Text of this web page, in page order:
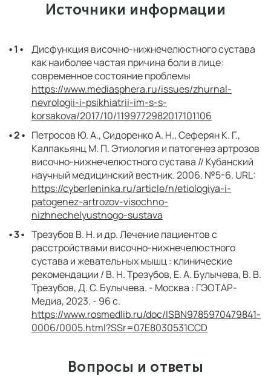
Источники информации
Дисфункция височно-нижнечелюстного сустава
как наиболее частая причина боли в лице:
современное состояние проблемы
https://www.mediasphera.ru/issues/zhurnal-
nevrologii-i-psikhiatrii-im-s-s-
korsakova/2017/10/1199772982017101106
Петросов Ю. А., Сидоренко А. Н., Сеферян К. Г.,
Калпакьянц М. П. Этиология и патогенез артрозов
височно-нижнечелюстного сустава // Кубанский
научный медицинский вестник. 2006. №5-6. URL:
https://cyberleninka.ru/article/n/etiologiya-i-
patogenez-artrozov-visochno-
nizhnechelyustnogo-sustava
Трезубов В. Н. и др. Лечение пациентов с
расстройствами височно-нижнечелюстного
сустава и жевательных мышц : клинические
рекомендации / В. Н. Трезубов, Е. А. Булычева, В. В.
Трезубов, Д. С. Булычева. - Москва : ГЭОТАР-
Медиа, 2023. - 96 с.
https://www.rosmedlib.ru/doc/ISBN9785970479841-
0006/0005.html?SSr=07E8030531CCD
Вопросы и ответы